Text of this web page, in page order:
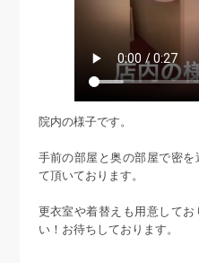
院内の様子です。
手前の部屋と奥の部屋で密
て頂いております。
更衣室や着替えも用意して
い！お待ちしております。